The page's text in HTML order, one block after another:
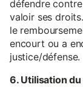
défendre
valoir ses
le
encourt ou a
justice/défense.
6. Utilisation